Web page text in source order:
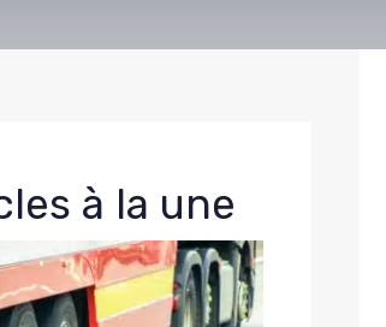
à la une